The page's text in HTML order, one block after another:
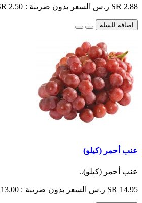
SR 2.88 ر.س السعر بدون ضريبة : SR 2.50 ر.س
اضافة للسلة
عنب أحمر (كيلو)
عنب أحمر (كيلو)..
SR 14.95 ر.س السعر بدون ضريبة : SR 13.00 ر.س